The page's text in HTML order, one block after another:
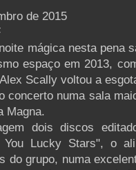
de 2015
mágica nesta pena
espaço em 2013,
Scally voltou a
concerto numa sala
Magna.
dois discos
Lucky Stars", o
do grupo, numa